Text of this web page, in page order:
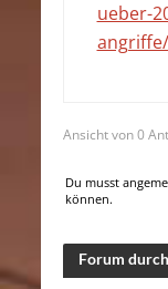
ueber-
angriffe/
Ansicht von 0
Du musst
können.
Forum